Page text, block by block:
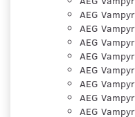
AEG
AEG
AEG
AEG
AEG
AEG
AEG
AEG